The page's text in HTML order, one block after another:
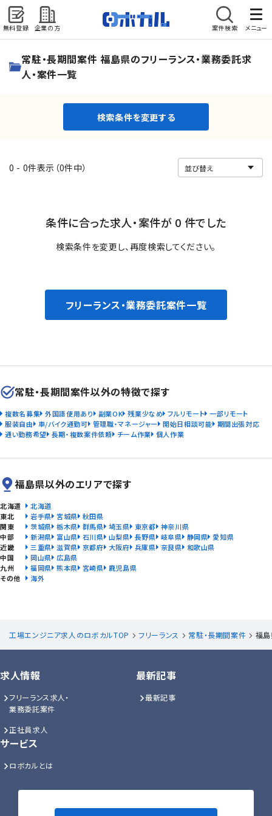
無料登録 企業の方 案件検索 メニュー
検索条件を変更する
常駐・長期間案件 福島県のフリーランス・業務委託求
人・案件一覧
検索条件を変更する
0 - 0件表示（0件中）
条件に合った求人・案件が 0 件でした
検索条件を変更し、再度検索してください。
フリーランス・業務委託案件一覧
常駐・長期間案件以外の特徴で探す
複数名募集 外国語使用あり 副業OK 残業少なめ フルリモート 一部リモート
服装自由
車/バイク通勤可 管理職・マネージャー 開始日相談可能 期間出張対応
通い勤務希望 長期・複数案件依頼 チーム作業 個人作業
福島県以外のエリアで探す
北海道
北海道
東北
岩手県 宮城県 秋田県
関東
茨城県 栃木県 群馬県 埼玉県 東京都
神奈川県
中部
新潟県 富山県 石川県 山梨県 長野県 岐阜県 静岡県 愛知県
近畿
三重県 滋賀県 京都府 大阪府 兵庫県 奈良県 和歌山県
中国
岡山県
広島県
九州
福岡県 熊本県 宮崎県
鹿児島県
その他
海外
工場エンジニア求人のロボカルTOP フリーランス 常駐・長期間案件 福
求人情報
フリーランス求人・
業務委託案件
正社員求人
最新記事
最新記事
サービス
ロボカルとは